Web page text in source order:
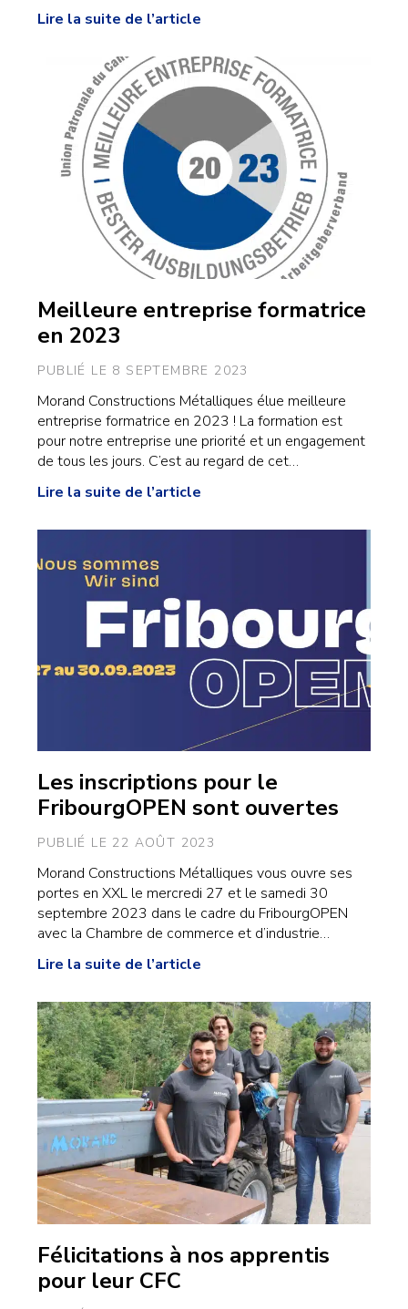
Lire la suite de l’article
Meilleure entreprise formatrice
en 2023
PUBLIÉ LE 8 SEPTEMBRE 2023
Morand Constructions Métalliques élue meilleure
entreprise formatrice en 2023 ! La formation est
pour notre entreprise une priorité et un engagement
de tous les jours. C’est au regard de cet…
Lire la suite de l’article
Les inscriptions pour le
FribourgOPEN sont ouvertes
PUBLIÉ LE 22 AOÛT 2023
Morand Constructions Métalliques vous ouvre ses
portes en XXL le mercredi 27 et le samedi 30
septembre 2023 dans le cadre du FribourgOPEN
avec la Chambre de commerce et d’industrie…
Lire la suite de l’article
Félicitations à nos apprentis
pour leur CFC